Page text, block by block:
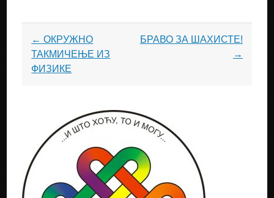
Post
navigation
← ОКРУЖНО
ТАКМИЧЕЊЕ ИЗ
ФИЗИКЕ
БРАВО ЗА ШАХИСТЕ!
→